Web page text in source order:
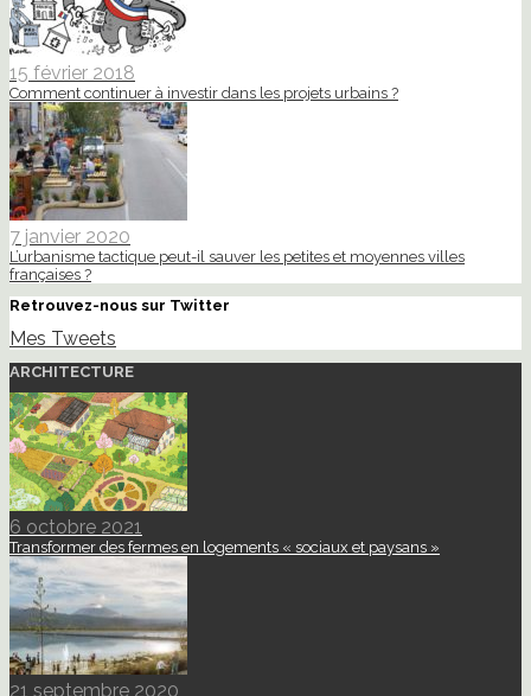
15 février 2018
Comment continuer à investir dans les projets urbains ?
7 janvier 2020
L’urbanisme tactique peut-il sauver les petites et moyennes villes
françaises ?
Retrouvez-nous sur Twitter
Mes Tweets
ARCHITECTURE
6 octobre 2021
Transformer des fermes en logements « sociaux et paysans »
21 septembre 2020